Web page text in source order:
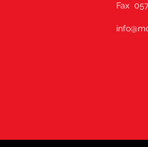
Fax